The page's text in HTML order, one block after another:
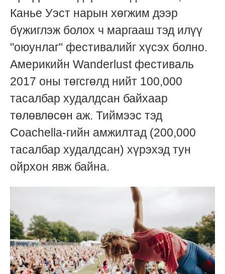
Канье Уэст нарын хөгжим дээр
бүжиглэж болох ч маргааш тэд илүү
"оюунлаг" фестивалийг хүсэх болно.
Америкийн Wanderlust фестиваль
2017 оны төгсгөлд нийт 100,000
тасалбар худалдсан байхаар
төлөвлөсөн аж. Тиймээс тэд
Coachella-гийн амжилтад (200,000
тасалбар худалдсан) хүрэхэд тун
ойрхон явж байна.